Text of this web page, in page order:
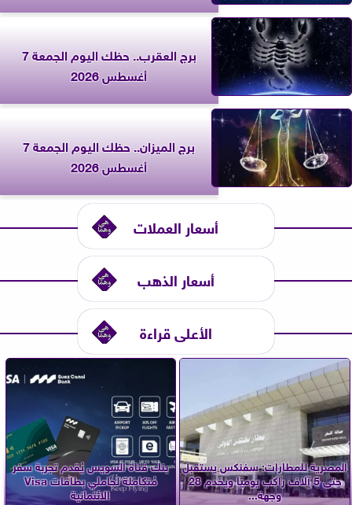
برج العقرب.. حظك اليوم الجمعة 7
أغسطس 2026
برج الميزان.. حظك اليوم الجمعة 7
أغسطس 2026
أسعار العملات
أسعار الذهب
الأعلى قراءة
المصرية للمطارات: سفنكس يستقبل
حتى 5 آلاف راكب يوميًا ويخدم 28
وجهة...
بنك قناة السويس يُقدم تجربة سفر
مُتكاملة لحاملي بطاقات Visa
الائتمانية